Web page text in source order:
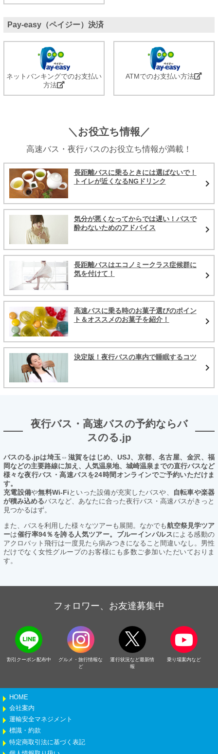
Pay-easy（ペイジー）決済
ネットバンキングでのお支払い
方法
ATMでのお支払い方法
＼お役立ち情報／
高速バス・夜行バスのお役立ち情報が満載！
長距離バスに乗るときには選ばないで！
トイレが近くなるNGドリンク
気分が悪くなってからでは遅い！バスで
酔わないためのアドバイス
長距離バスはエコノミークラス症候群に
気を付けて！
高速バスに乗る時のお菓子選びのポイン
ト＆オススメのお菓子を紹介！
決定版！夜行バスの車内で睡眠するコツ
夜行バス・高速バスの予約ならバ
スのる.jp
バスのる.jpは埼玉⇔滋賀をはじめ、USJ、京都、名古屋、金沢、福
岡などの主要路線に加え、人気温泉地、城崎温泉までの直行バスなど
様々な夜行バス・高速バスを24時間オンラインでご予約いただけま
す。
充電設備や無料Wi-Fiといった設備が充実したバスや、
自転車や楽器
が積み込めるバスなど、あなたに合った夜行バス・高速バスがきっと
見つかるはず。
また、バスを利用した様々なツアーも展開。なかでも航空祭見学ツア
ーは催行率94％を誇る人気ツアー。ブルーインパルスによる感動の
アクロバット飛行は一度見たら病みつきになること間違いなし。男性
だけでなく女性グループのお客様にも多数ご参加いただいておりま
す。
フォロワー、お友達募集中
割引クーポン配布中
グルメ・旅行情報な
ど
運行状況など最新情
報
乗り場案内など
HOME
会社案内
運輸安全マネジメント
標識・約款
特定商取引法に基づく表記